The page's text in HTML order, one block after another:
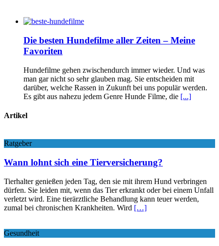
Die besten Hundefilme aller Zeiten – Meine
Favoriten
Hundefilme gehen zwischendurch immer wieder. Und was
man gar nicht so sehr glauben mag. Sie entscheiden mit
darüber, welche Rassen in Zukunft bei uns populär werden.
Es gibt aus nahezu jedem Genre Hunde Filme, die [...]
Artikel
Ratgeber
Wann lohnt sich eine Tierversicherung?
Tierhalter genießen jeden Tag, den sie mit ihrem Hund verbringen
dürfen. Sie leiden mit, wenn das Tier erkrankt oder bei einem Unfall
verletzt wird. Eine tierärztliche Behandlung kann teuer werden,
zumal bei chronischen Krankheiten. Wird […]
Gesundheit